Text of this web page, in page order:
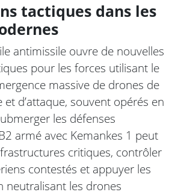
tactiques dans les
antimissile ouvre de nouvelles
pour les forces utilisant le
massive de drones de
et d’attaque, souvent opérés en
les défenses
armé avec Kemankes 1 peut
critiques, contrôler
contestés et appuyer les
neutralisant les drones